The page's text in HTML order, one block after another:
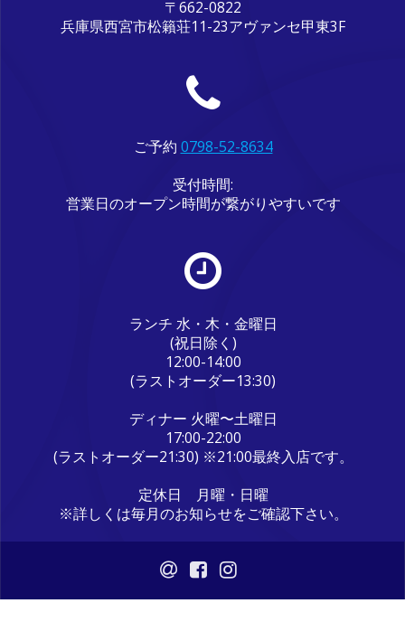
〒662-0822
兵庫県西宮市松籟荘11-23アヴァンセ甲東3F
ご予約 0798-52-8634
受付時間:
営業日のオープン時間が繋がりやすいです
ランチ 水・木・金曜日
(祝日除く)
12:00-14:00
(ラストオーダー13:30)
ディナー 火曜〜土曜日
17:00-22:00
(ラストオーダー21:30) ※21:00最終入店です。
定休日 月曜・日曜
※詳しくは毎月のお知らせをご確認下さい。